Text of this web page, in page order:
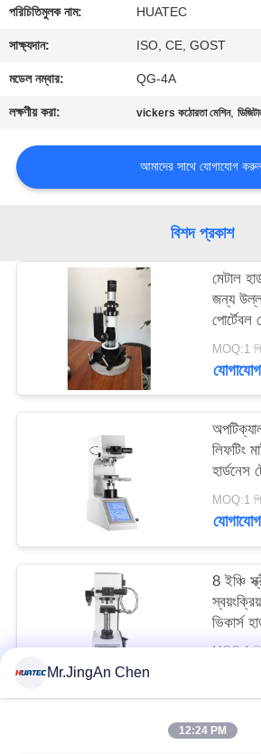
যোগাযোগ
করুন
উদ্ধৃতির
আবেদন
ম্যাপ
PRIVACY
POLICY
পরিচিতিমুলক নাম: HUATEC
সাক্ষ্যদান: ISO, CE, GOST
মডেল নম্বার: QG-4A
লক্ষণীয় করা: vickers কঠোরতা মেশিন,
আমাদের সাথে যোগাযোগ
বিশদ প্রকাশ
মেটাল
জন্য
পোর্টেবল
MOQ:1
যোগাযোগ
লিফটিং
হার্ডনেস
ডিজিটাল
MOQ:1
যোগাযোগ
8 ইঞ্চি
ভিকার্স
MOQ:1
Mr.JingAn Chen
12:24 PM